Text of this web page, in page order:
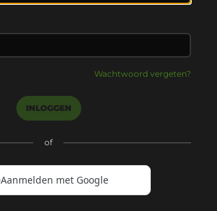
Wachtwoord vergeten?
INLOGGEN
of
Aanmelden met Google